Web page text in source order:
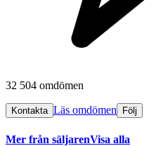
32 504 omdömen
Kontakta Läs omdömen Följ
Mer från säljarenVisa alla